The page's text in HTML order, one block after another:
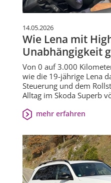
14.05.2026
Wie Lena mit
Unabhängigkeit
Von 0 auf 3.000
wie die 19-jährige Lena
Steuerung und dem
Alltag im Skoda Superb
mehr erfahren